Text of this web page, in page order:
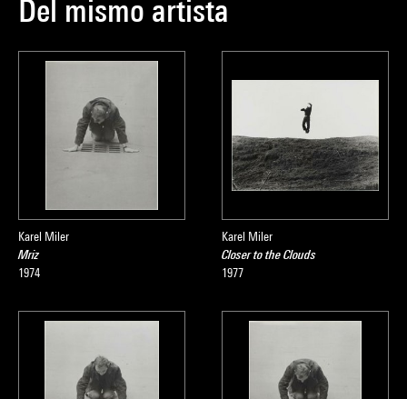
Del mismo artista
Karel Miler
Mriz
1974
Karel Miler
Closer to the Clouds
1977